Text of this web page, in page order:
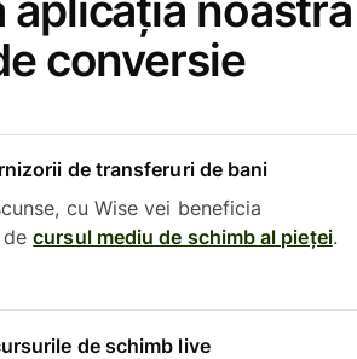
conversie
de transferuri de bani
cu Wise vei beneficia
decursul mediu de schimb al pieței.
de schimb live